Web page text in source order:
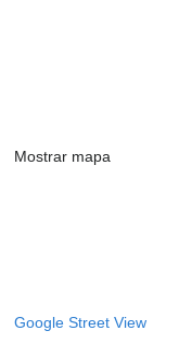
Mostrar mapa
Google Street View